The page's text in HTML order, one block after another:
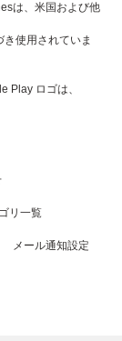
は、米国および他
使用されていま
Play ロゴは、
リ一覧
メール通知設定